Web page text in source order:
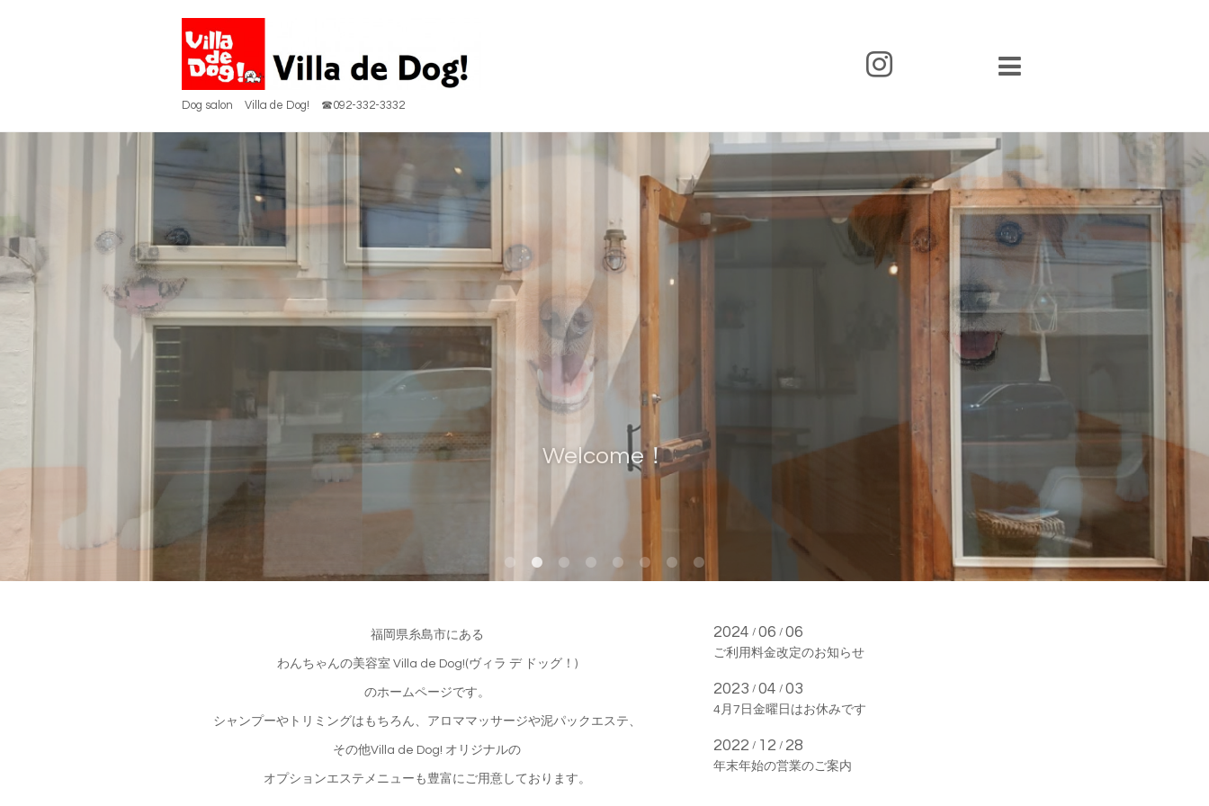
Dog salon Villa de Dog! ☎092-332-3332
Welcome！
とびきりの笑顔がみたくて
福岡県糸島市にある
わんちゃんの美容室 Villa de Dog!(ヴィラ デ ドッグ！)
のホームページです。
シャンプーやトリミングはもちろん、アロママッサージや泥パックエステ、
その他Villa de Dog! オリジナルの
オプションエステメニューも豊富にご用意しております。
2024 / 06 / 06
ご利用料金改定のお知らせ
2023 / 04 / 03
4月7日金曜日はお休みです
2022 / 12 / 28
年末年始の営業のご案内